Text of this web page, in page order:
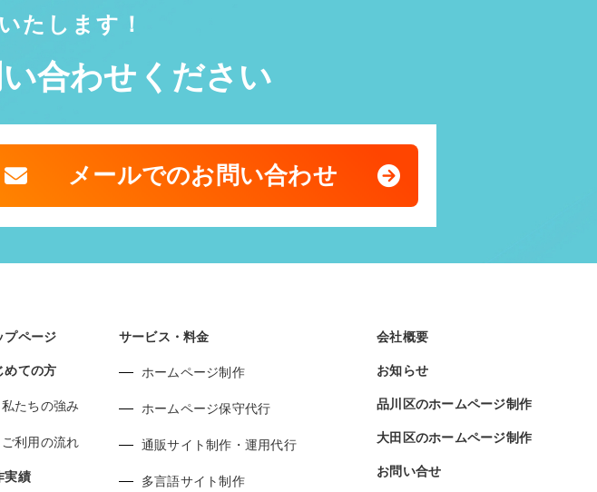
たします！
合わせください
メールでのお問い合わせ
プページ
めての方
私たちの強み
ご利用の流れ
実績
サービス・料金
ホームページ制作
ホームページ保守代行
通販サイト制作・運用代行
多言語サイト制作
会社概要
お知らせ
品川区のホームページ制作
大田区のホームページ制作
お問い合せ